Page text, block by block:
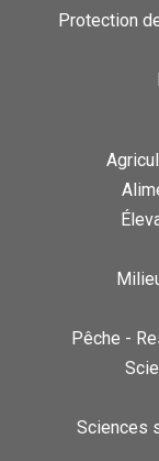
Protection
Pêche -
Sciences